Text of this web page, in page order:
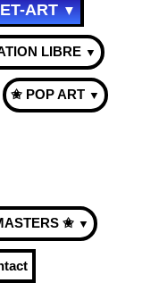
ART▼
LIBRE ▼
✬ POP ART ▼
✬ ▼